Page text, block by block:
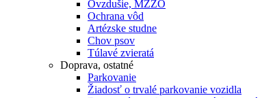
Ovzdušie, MZZO
Ochrana vôd
Artézske studne
Chov psov
Túlavé zvieratá
Doprava, ostatné
Parkovanie
Žiadosť o trvalé parkovanie vozidla